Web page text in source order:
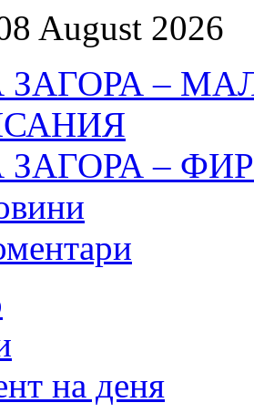
August 2026
ЗАГОРА –
ЗАГОРА –
на деня